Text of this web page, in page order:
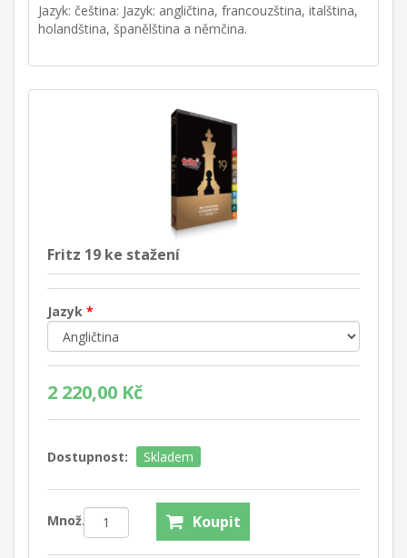
Jazyk: čeština: Jazyk: angličtina, francouzština, italština,
holandština, španělština a němčina.
Fritz 19 ke stažení
Jazyk *
2 220,00 Kč
Dostupnost: Skladem
Množ.: Koupit